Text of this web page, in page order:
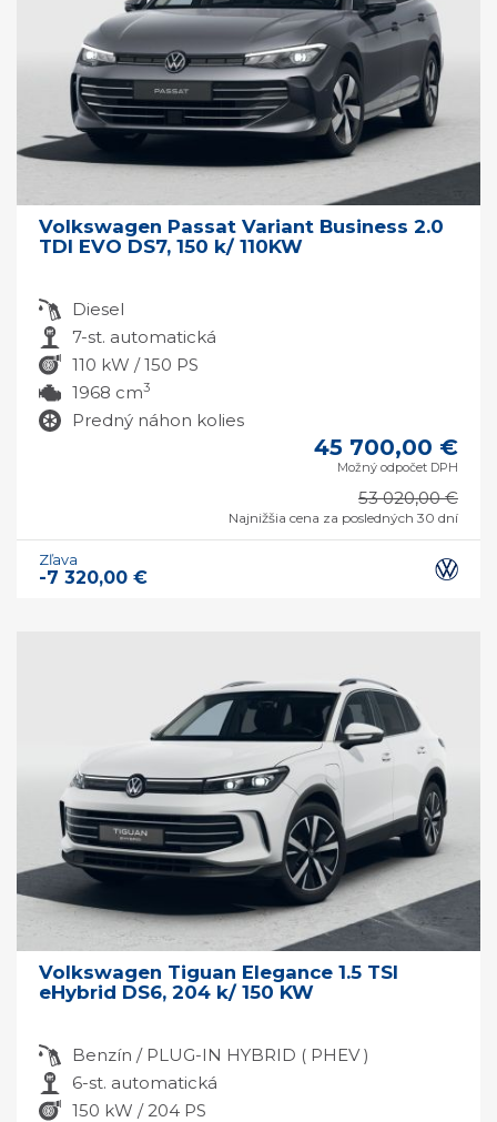
Volkswagen Passat Variant Business 2.0
TDI EVO DS7, 150 k/ 110KW
Diesel
7-st. automatická
110 kW / 150 PS
1968 cm3
Predný náhon kolies
45 700,00 €
Možný odpočet DPH
53 020,00 €
Najnižšia cena za posledných 30 dní
Zľava
-7 320,00 €
Volkswagen Tiguan Elegance 1.5 TSI
eHybrid DS6, 204 k/ 150 KW
Benzín / PLUG-IN HYBRID ( PHEV )
6-st. automatická
150 kW / 204 PS